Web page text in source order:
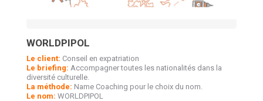
WORLDPIPOL
Le client: Conseil en expatriation
Le briefing: Accompagner toutes les nationalités dans la
diversité culturelle.
La méthode: Name Coaching pour le choix du nom.
Le nom: WORLDPIPOL